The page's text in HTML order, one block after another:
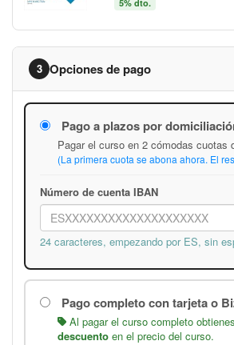
5% dto.
3 Opciones de pago
Pago a plazos por
Pagar el curso en 2 cómodas cuotas
(La primera cuota se abona ahora. El
Número de cuenta IBAN
24 caracteres, empezando por ES, sin
Pago completo con tarjeta o
Al pagar el curso completo
descuento en el precio del curso.